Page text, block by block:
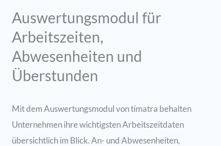
Auswertungsmodul für
Arbeitszeiten,
Abwesenheiten und
Überstunden
Mit dem Auswertungsmodul von timatra behalten
Unternehmen ihre wichtigsten Arbeitszeitdaten
übersichtlich im Blick. An- und Abwesenheiten,